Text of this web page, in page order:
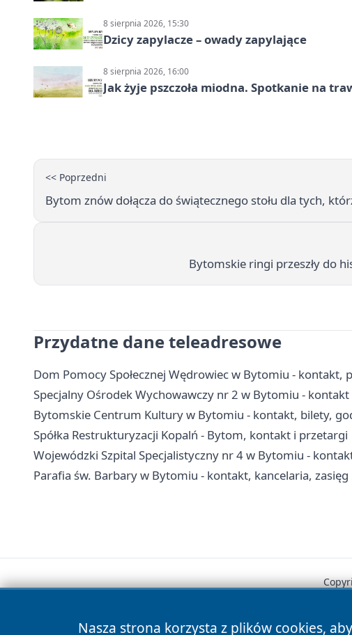
8 sierpnia 2026, 15:30
Dzicy zapylacze – owady zapylające
8 sierpnia 2026, 16:00
Jak żyje pszczoła miodna. Spotkanie na
<< Poprzedni
Bytom znów dołącza do świątecznego stołu dla tych,
Bytomskie ringi przeszły do
Przydatne dane teleadresowe
Dom Pomocy Społecznej Wędrowiec w Bytomiu - kontakt,
Specjalny Ośrodek Wychowawczy nr 2 w Bytomiu -
Bytomskie Centrum Kultury w Bytomiu - kontakt, bilety,
Spółka Restrukturyzacji Kopalń - Bytom, kontakt i przetargi
Wojewódzki Szpital Specjalistyczny nr 4 w Bytomiu -
Parafia św. Barbary w Bytomiu - kontakt, kancelaria,
Nasza strona korzysta z plików cookies,News